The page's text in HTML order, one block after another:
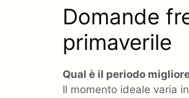
Domande
primaverile
Qual è il periodo
Il momento ideale varia